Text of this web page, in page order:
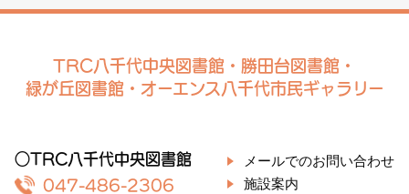
TRC八千代中央図書館・勝田台図書館・
緑が丘図書館・オーエンス八千代市民ギャラリー
○TRC八千代中央図書館
047-486-2306
メールでのお問い合わせ
施設案内